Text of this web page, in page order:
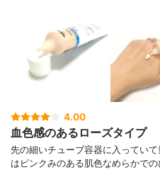
4.00
血色感のあるローズタイプ
先の細いチューブ容器に入ってい
はピンクみのある肌色なめらかで